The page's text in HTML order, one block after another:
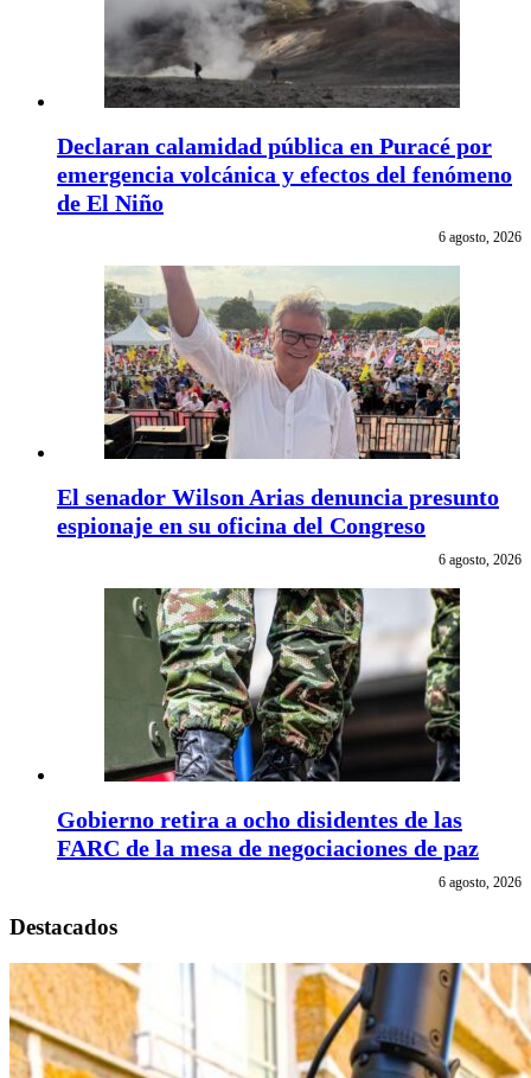
Declaran calamidad pública en Puracé por
emergencia volcánica y efectos del fenómeno
de El Niño
6 agosto, 2026
El senador Wilson Arias denuncia presunto
espionaje en su oficina del Congreso
6 agosto, 2026
Gobierno retira a ocho disidentes de las
FARC de la mesa de negociaciones de paz
6 agosto, 2026
Destacados